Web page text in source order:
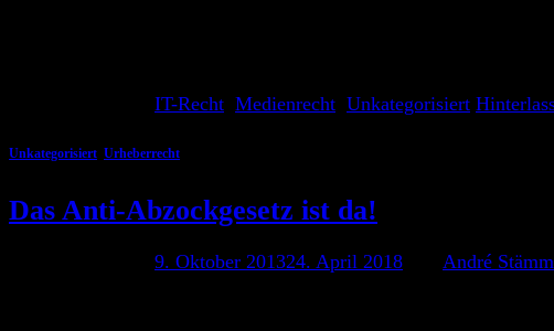
IT-Recht Medienrecht Unkategorisiert
Unkategorisiert Urheberrecht
Das Anti-Abzockgesetz ist da!
9. Oktober 201324. April 2018
André